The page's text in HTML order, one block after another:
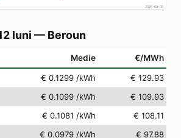
2026-08-09
luni — Beroun
Medie €/MWh
€ 0.1299 /kWh
€ 129.93
€ 0.1099 /kWh
€ 109.93
€ 0.1081 /kWh
€ 108.11
€ 0.0979 /kWh
€ 97.88